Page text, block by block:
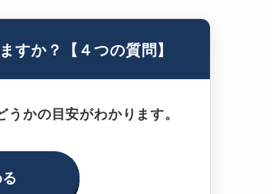
すか？【４つの質問】
かの目安がわかります。